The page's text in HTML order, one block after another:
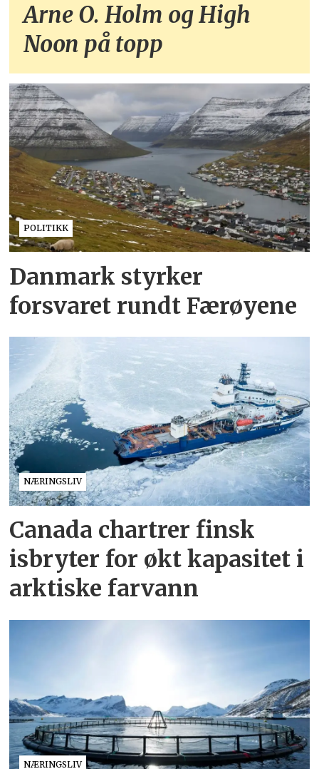
Arne O. Holm og High
Noon på topp
POLITIKK
Danmark styrker
forsvaret rundt Færøyene
NÆRINGSLIV
Canada chartrer finsk
isbryter for økt kapasitet i
arktiske farvann
NÆRINGSLIV